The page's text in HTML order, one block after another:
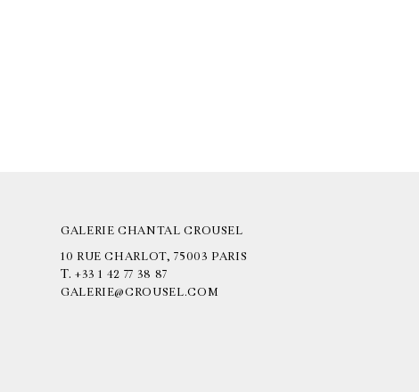
GALERIE CHANTAL CROUSEL
10 RUE CHARLOT, 75003 PARIS
T. +33 1 42 77 38 87
GALERIE@CROUSEL.COM